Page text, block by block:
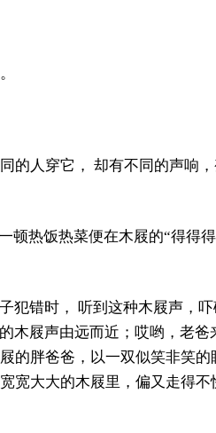
的人穿它， 却有不同的声响
顿热饭热菜便在木屐的“得得
错时， 听到这种木屐声，吓
木屐声由远而近；哎哟，老爸
的胖爸爸，以一双似笑非笑的
宽大大的木屐里，偏又走得不